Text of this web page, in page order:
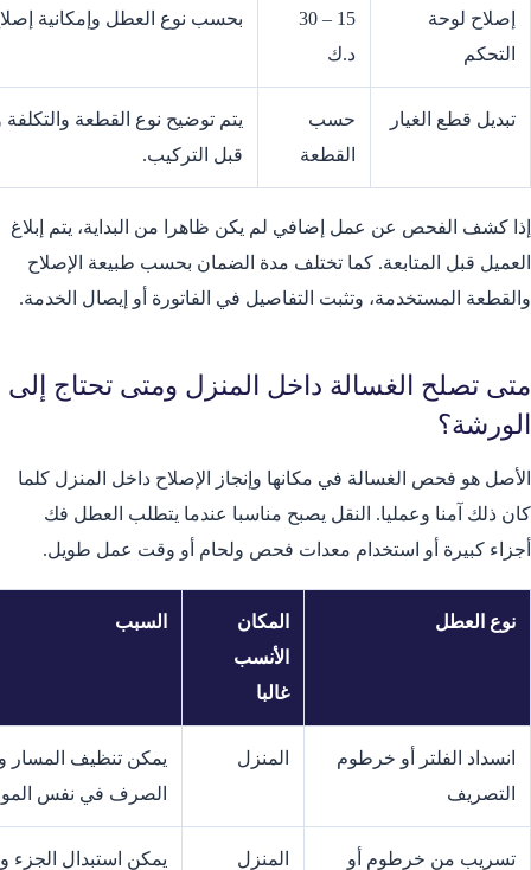
إصلاح لوحة
التحكم
15 – 30
د.ك
بحسب نوع العطل وإمكانية
تبديل قطع الغيار
حسب
القطعة
يتم توضيح نوع القطعة
قبل التركيب.
إذا كشف الفحص عن عمل إضافي لم يكن ظاهرا من البداية، يتم إبلاغ
العميل قبل المتابعة. كما تختلف مدة الضمان بحسب طبيعة الإصلاح
والقطعة المستخدمة، وتثبت التفاصيل في الفاتورة أو إيصال الخدمة.
متى تصلح الغسالة داخل المنزل ومتى تحتاج إلى
الورشة؟
الأصل هو فحص الغسالة في مكانها وإنجاز الإصلاح داخل المنزل كلما
كان ذلك آمنا وعمليا. النقل يصبح مناسبا عندما يتطلب العطل فك
أجزاء كبيرة أو استخدام معدات فحص ولحام أو وقت عمل طويل.
نوع العطل
المكان
الأنسب
غالبا
السبب
انسداد الفلتر أو خرطوم
التصريف
المنزل
يمكن تنظيف المسار
الصرف في نفس
تسريب من خرطوم أو
المنزل
يمكن استبدال الجزء